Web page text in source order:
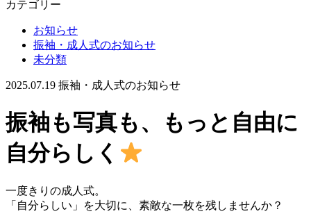
カテゴリー
お知らせ
振袖・成人式のお知らせ
未分類
2025.07.19 振袖・成人式のお知らせ
振袖も写真も、もっと自由に
自分らしく
一度きりの成人式。
「自分らしい」を大切に、素敵な一枚を残しませんか？